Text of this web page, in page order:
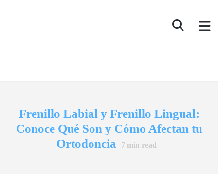
Frenillo Labial y Frenillo Lingual:
Conoce Qué Son y Cómo Afectan tu
Ortodoncia
7 min read